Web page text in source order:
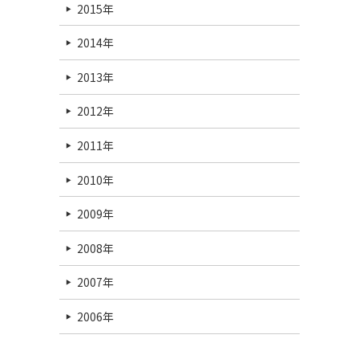
2015年
2014年
2013年
2012年
2011年
2010年
2009年
2008年
2007年
2006年